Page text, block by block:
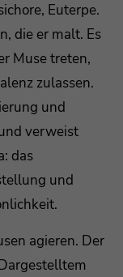
Euterpe.
die er malt. Es
Muse treten,
zulassen.
und
verweist
das
und
agieren. Der